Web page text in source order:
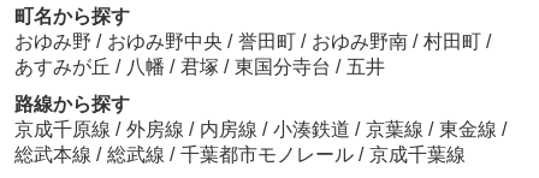
町名から探す
おゆみ野 / おゆみ野中央 / 誉田町 / おゆみ野南 / 村田町 /
あすみが丘 / 八幡 / 君塚 / 東国分寺台 / 五井
路線から探す
京成千原線 / 外房線 / 内房線 / 小湊鉄道 / 京葉線 / 東金線 /
総武本線 / 総武線 / 千葉都市モノレール / 京成千葉線